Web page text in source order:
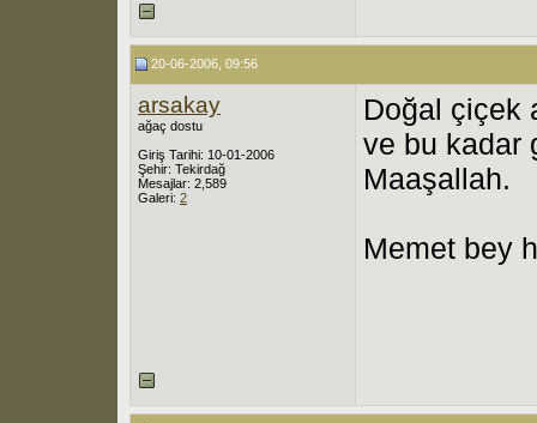
20-06-2006, 09:56
arsakay
ağaç dostu
Giriş Tarihi: 10-01-2006
Şehir: Tekirdağ
Mesajlar: 2,589
Galeri: 2
Doğal çiçek
ve bu kadar
Maaşallah.
Memet bey